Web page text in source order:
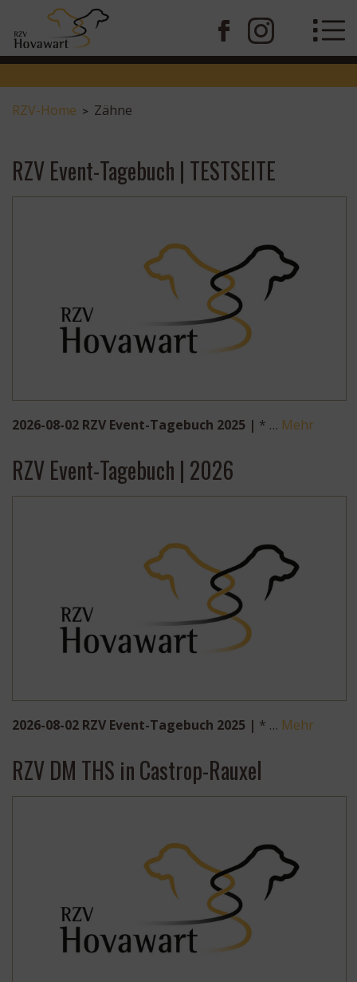
RZV-Home > Zähne
RZV Event-Tagebuch | TESTSEITE
2026-08-02 RZV Event-Tagebuch 2025 | * … Mehr
RZV Event-Tagebuch | 2026
2026-08-02 RZV Event-Tagebuch 2025 | * … Mehr
RZV DM THS in Castrop-Rauxel